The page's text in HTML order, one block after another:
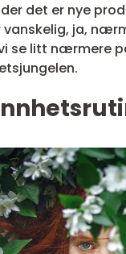
det er nye
ja,
se litt nærmere